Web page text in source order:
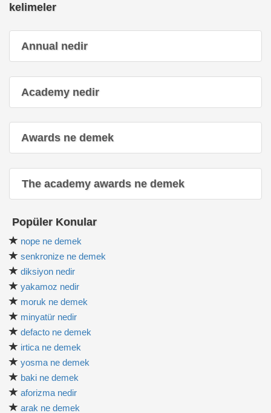
kelimeler
Annual nedir
Academy nedir
Awards ne demek
The academy awards ne demek
Popüler Konular
nope ne demek
senkronize ne demek
diksiyon nedir
yakamoz nedir
moruk ne demek
minyatür nedir
defacto ne demek
irtica ne demek
yosma ne demek
baki ne demek
aforizma nedir
arak ne demek